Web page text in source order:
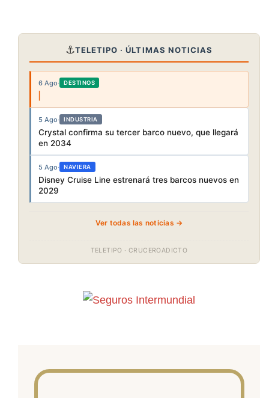
⚓TELETIPO · ÚLTIMAS NOTICIAS
6 Ago· DESTINOS
5 Ago· INDUSTRIA
Crystal confirma su tercer barco nuevo, que llegará
en 2034
5 Ago· NAVIERA
Disney Cruise Line estrenará tres barcos nuevos en
2029
Ver todas las noticias →
TELETIPO · CRUCEROADICTO